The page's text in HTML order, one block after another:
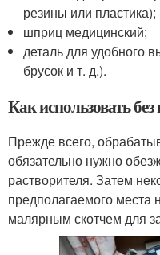
резины или пластика);
шприц медицинский;
деталь для удобного
брусок и т. д.).
Как использовать без
Прежде всего,
обязательно нужно
растворителя. Затем
предполагаемого места
малярным скотчем для